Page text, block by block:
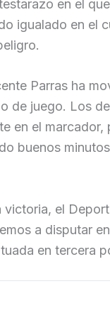
en el
igualado en el
Parras ha
de juego. Los
en el
buenos
victoria, el
a disputar
en tercera